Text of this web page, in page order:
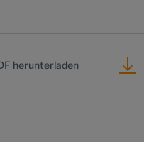
herunterladen